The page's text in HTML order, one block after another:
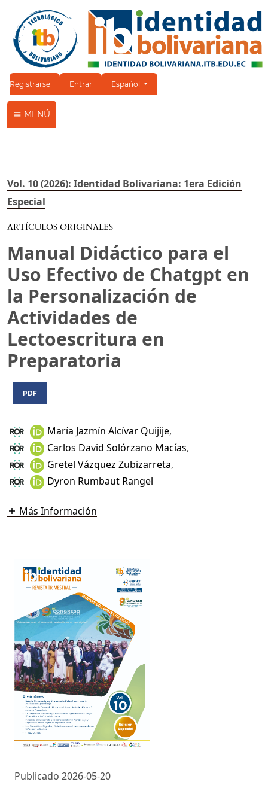
Registrarse Entrar Cambiar el idioma. El idioma actual es:
Español
MENÚ
Vol. 10 (2026): Identidad Bolivariana: 1era Edición
Especial
ARTÍCULOS ORIGINALES
Manual Didáctico para el
Uso Efectivo de Chatgpt en
la Personalización de
Actividades de
Lectoescritura en
Preparatoria
PDF
María Jazmín Alcívar Quijije,
Carlos David Solórzano Macías,
Gretel Vázquez Zubizarreta,
Dyron Rumbaut Rangel
Más Información
Publicado 2026-05-20